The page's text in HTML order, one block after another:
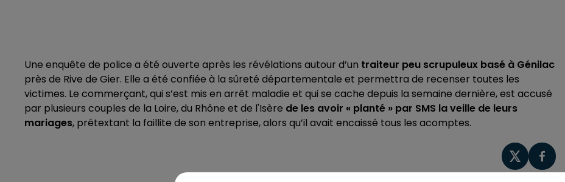
Une enquête de police a été ouverte après les révélations autour d’un traiteur peu scrupuleux basé à Génilac
près de Rive de Gier. Elle a été confiée à la sûreté départementale et permettra de recenser toutes les
victimes. Le commerçant, qui s’est mis en arrêt maladie et qui se cache depuis la semaine dernière, est accusé
par plusieurs couples de la Loire, du Rhône et de l'Isère de les avoir « planté » par SMS la veille de leurs
mariages, prétextant la faillite de son entreprise, alors qu’il avait encaissé tous les acomptes.